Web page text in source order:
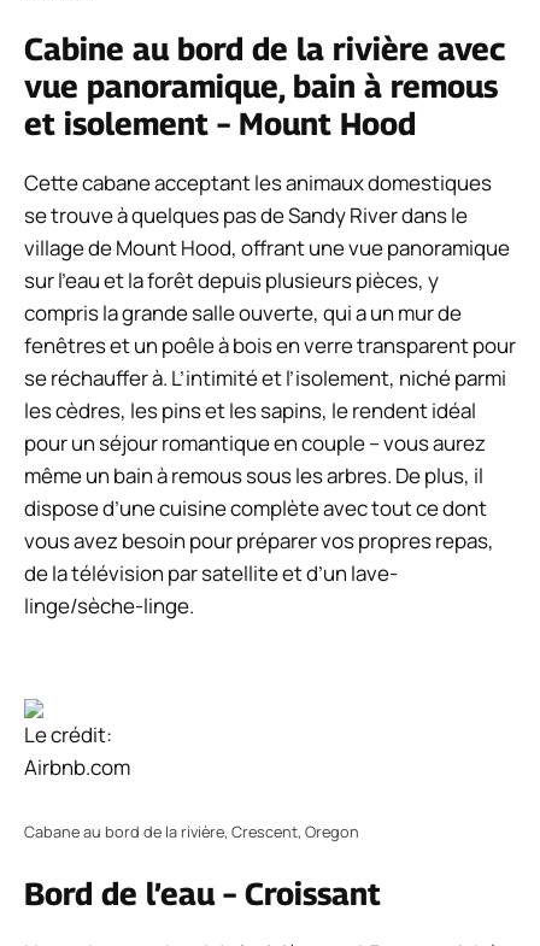
Cabine au bord de la rivière avec
vue panoramique, bain à remous
et isolement – Mount Hood
Cette cabane acceptant les animaux domestiques
se trouve à quelques pas de Sandy River dans le
village de Mount Hood, offrant une vue panoramique
sur l’eau et la forêt depuis plusieurs pièces, y
compris la grande salle ouverte, qui a un mur de
fenêtres et un poêle à bois en verre transparent pour
se réchauffer à. L’intimité et l’isolement, niché parmi
les cèdres, les pins et les sapins, le rendent idéal
pour un séjour romantique en couple – vous aurez
même un bain à remous sous les arbres. De plus, il
dispose d’une cuisine complète avec tout ce dont
vous avez besoin pour préparer vos propres repas,
de la télévision par satellite et d’un lave-
linge/sèche-linge.
Le crédit:
Airbnb.com
Cabane au bord de la rivière, Crescent, Oregon
Bord de l’eau – Croissant